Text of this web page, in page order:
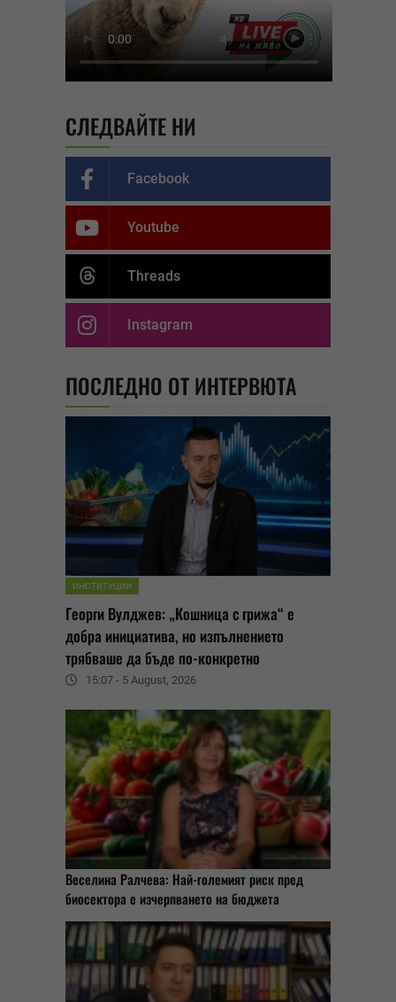
СЛЕДВАЙТЕ НИ
Facebook
Youtube
Threads
Instagram
ПОСЛЕДНО ОТ ИНТЕРВЮТА
ИНСТИТУЦИИ
Георги Вулджев: „Кошница с грижа“ е
добра инициатива, но изпълнението
трябваше да бъде по-конкретно
15:07 - 5 August, 2026
Веселина Ралчева: Най-големият риск пред
биосектора е изчерпването на бюджета